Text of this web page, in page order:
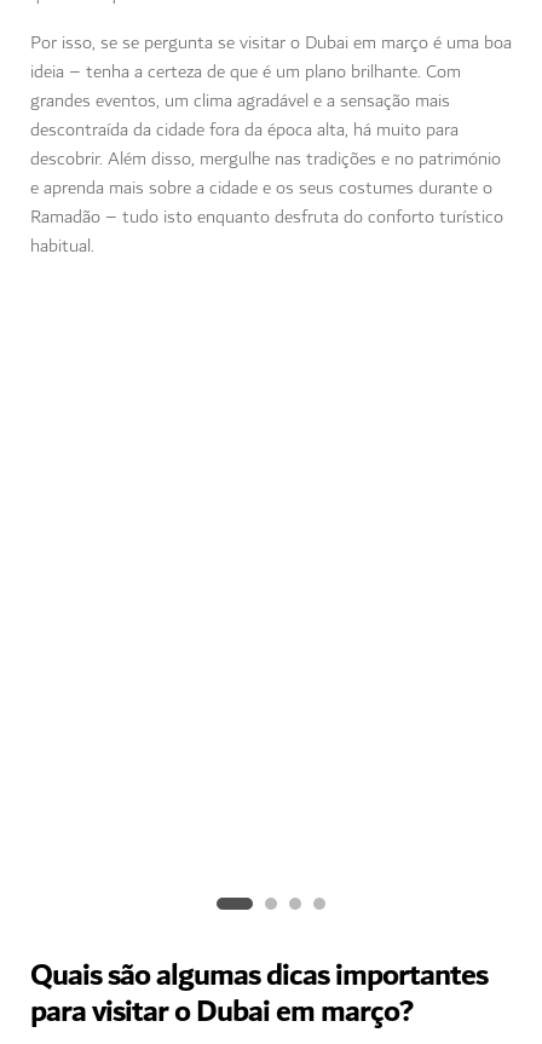
Por isso, se se pergunta se visitar o Dubai em março é uma boa
ideia – tenha a certeza de que é um plano brilhante. Com
grandes eventos, um clima agradável e a sensação mais
descontraída da cidade fora da época alta, há muito para
descobrir. Além disso, mergulhe nas tradições e no património
e aprenda mais sobre a cidade e os seus costumes durante o
Ramadão – tudo isto enquanto desfruta do conforto turístico
habitual.
Quais são algumas dicas importantes
para visitar o Dubai em março?